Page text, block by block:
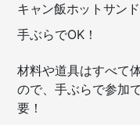
キャン飯ホットサン
手ぶらでOK！
材料や道具はすべて
ので、手ぶらで参加
要！